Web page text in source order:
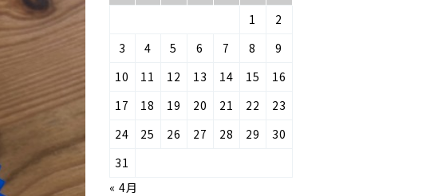
1
2
3
4 5 6 7 8
9
10
11 12 13 14 15
16
17
18 19 20 21 22
23
24
25 26 27 28 29
30
31
« 4月